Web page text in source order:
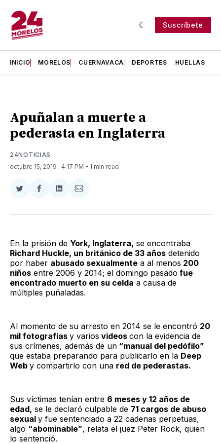
Suscríbete
INICIO MORELOS CUERNAVACA DEPORTES HUELLAS
Apuñalan a muerte a
pederasta en Inglaterra
24NOTICIAS
octubre 15, 2019 . 4:17 PM - 1 min read
Compartir
Twitter
Compartir
Facebook
Compartir
LinkedIn
Compartir
Email
En la prisión de York, Inglaterra, se encontraba
Richard Huckle, un británico de 33 años detenido
por haber abusado sexualmente a al menos 200
niños entre 2006 y 2014; el domingo pasado fue
encontrado muerto en su celda a causa de
múltiples puñaladas.
Al momento de su arresto en 2014 se le encontró 20
mil fotografías y varios videos con la evidencia de
sus crímenes, además de un “manual del pedófilo”
que estaba preparando para publicarlo en la Deep
Web y compartirlo con una red de pederastas.
Sus víctimas tenían entre 6 meses y 12 años de
edad, se le declaró culpable de 71 cargos de abuso
sexual y fue sentenciado a 22 cadenas perpetuas,
algo “abominable”, relata el juez Peter Rock, quien
lo sentenció.